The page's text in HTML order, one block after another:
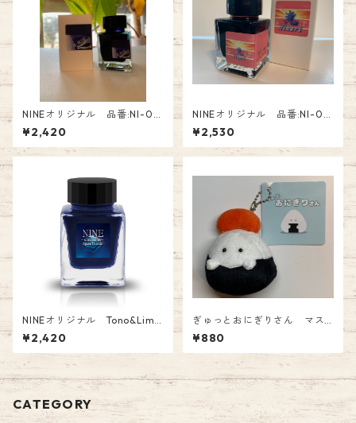
NINEオリジナル 品番:NI-04
0 Tono&Lims コラボインク
「B・BLUE～Pancy～」 オリ
ジナル Fountain Pen Ink
¥2,420
NINEオリジナル 品番:NI-05
2 Tono&Lims コラボインク
「光」〜Pink・orange〜ブラ
ックライトで光る オリジナル
¥2,530
NINEオリジナル Tono&Lims
コラボインク「Space Trucki
n’ 〜Ultramarine 〜」 品番:N
I-003 オリジナル Fountain P
en Ink
¥2,420
ぎゅっとおにぎりさん マス
コット めんたいこ 880円
¥880
CATEGORY